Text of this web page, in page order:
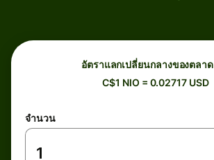
อัตราแลกเปลี่ยนกลางของตลาด
C$1 NIO = 0.02717 USD
จำนวน